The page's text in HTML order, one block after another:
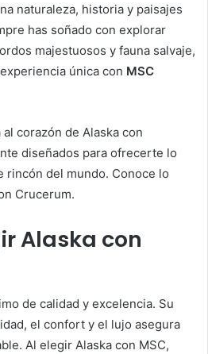
naturaleza, historia y paisajes
has soñado con explorar
majestuosos y fauna salvaje,
única con MSC
corazón de Alaska con
diseñados para ofrecerte lo
rincón del mundo. Conoce lo
Crucerum.
Alaska con
de calidad y excelencia. Su
el confort y el lujo asegura
Al elegir Alaska con MSC,